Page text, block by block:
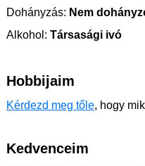
Dohányzás: Nem
Alkohol: Társasági ivó
Hobbijaim
Kérdezd meg tőle, hogy
Kedvenceim